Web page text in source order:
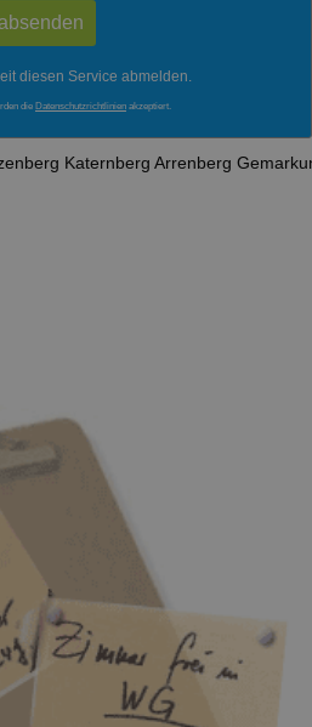
diesen Service abmelden.
die Datenschutzrichtlinien akzeptiert.
Katernberg Arrenberg